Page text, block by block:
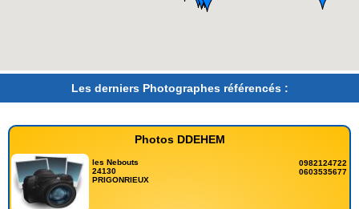
Les derniers Photographes référencés :
Photos DDEHEM
les Nebouts
24130
PRIGONRIEUX
0982124722
0603535677